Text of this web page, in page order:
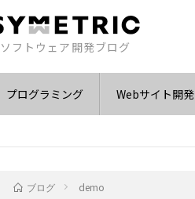
ソフトウェア開発ブログ
プログラミング Webサイト開発
ブログ demo